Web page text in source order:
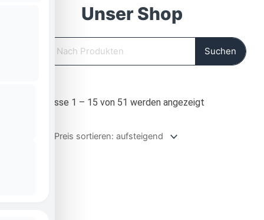
Unser Shop
Suchen
Ergebnisse 1 – 15 von 51 werden angezeigt